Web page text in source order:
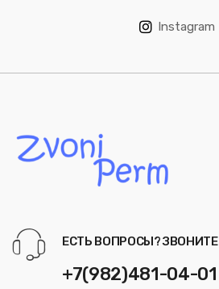
Instagram
ЕСТЬ ВОПРОСЫ? ЗВОНИТЕ
+7(982)481-04-01